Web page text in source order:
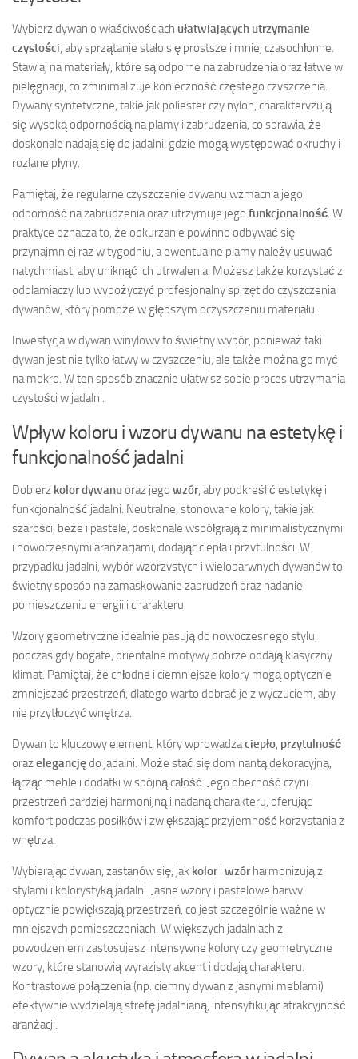
Wybierz dywan o właściwościach ułatwiających utrzymanie
czystości , aby sprzątanie stało się prostsze i mniej czasochłonne.
Stawiaj na materiały, które są odporne na zabrudzenia oraz łatwe w
pielęgnacji, co zminimalizuje konieczność częstego czyszczenia.
Dywany syntetyczne, takie jak poliester czy nylon, charakteryzują
się wysoką odpornością na plamy i zabrudzenia, co sprawia, że
doskonale nadają się do jadalni, gdzie mogą występować okruchy i
rozlane płyny.
Pamiętaj, że regularne czyszczenie dywanu wzmacnia jego
odporność na zabrudzenia oraz utrzymuje jego funkcjonalność . W
praktyce oznacza to, że odkurzanie powinno odbywać się
przynajmniej raz w tygodniu, a ewentualne plamy należy usuwać
natychmiast, aby uniknąć ich utrwalenia. Możesz także korzystać z
odplamiaczy lub wypożyczyć profesjonalny sprzęt do czyszczenia
dywanów, który pomoże w głębszym oczyszczeniu materiału.
Inwestycja w dywan winylowy to świetny wybór, ponieważ taki
dywan jest nie tylko łatwy w czyszczeniu, ale także można go myć
na mokro. W ten sposób znacznie ułatwisz sobie proces utrzymania
czystości w jadalni.
Wpływ koloru i wzoru dywanu na estetykę i
funkcjonalność jadalni
Dobierz kolor dywanuoraz jego wzór, aby podkreślić estetykę i
funkcjonalność jadalni. Neutralne, stonowane kolory, takie jak
szarości, beże i pastele, doskonale współgrają z minimalistycznymi
i nowoczesnymi aranżacjami, dodając ciepła i przytulności. W
przypadku jadalni, wybór wzorzystych i wielobarwnych dywanów to
świetny sposób na zamaskowanie zabrudzeń oraz nadanie
pomieszczeniu energii i charakteru.
Wzory geometryczne idealnie pasują do nowoczesnego stylu,
podczas gdy bogate, orientalne motywy dobrze oddają klasyczny
klimat. Pamiętaj, że chłodne i ciemniejsze kolory mogą optycznie
zmniejszać przestrzeń, dlatego warto dobrać je z wyczuciem, aby
nie przytłoczyć wnętrza.
Dywan to kluczowy element, który wprowadzaciepło przytulność
orazelegancjędo jadalni. Może stać się dominantą dekoracyjną,
łącząc meble i dodatki w spójną całość. Jego obecność czyni
przestrzeń bardziej harmonijną i nadaną charakteru, oferując
komfort podczas posiłków i zwiększając przyjemność korzystania z
wnętrza.
Wybierając dywan, zastanów się, jak kolori wzórharmonizują z
stylami i kolorystyką jadalni. Jasne wzory i pastelowe barwy
optycznie powiększają przestrzeń, co jest szczególnie ważne w
mniejszych pomieszczeniach. W większych jadalniach z
powodzeniem zastosujesz intensywne kolory czy geometryczne
wzory, które stanowią wyrazisty akcent i dodają charakteru.
Kontrastowe połączenia (np. ciemny dywan z jasnymi meblami)
efektywnie wydzielają strefę jadalnianą, intensyfikując atrakcyjność
aranżacji.